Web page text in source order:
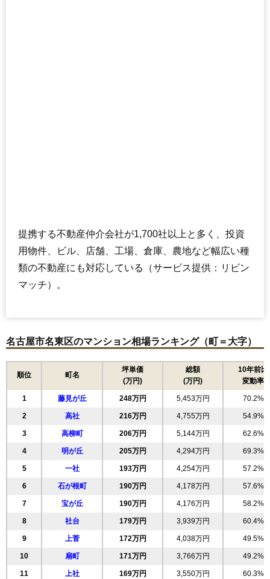
提携する不動産仲介会社が1,700社以上と多く、投資
用物件、ビル、店舗、工場、倉庫、農地など幅広い種
類の不動産にも対応している（サービス提供：リビン
マッチ）。
名古屋市名東区のマンション相場ランキング（町＝大字）
順位 町名
坪単価
(万円)
総額
(万円)
10年前比
変動率
1 藤見が丘 248万円 5,453万円 70.2%
2 高社 216万円 4,755万円 54.9%
3 高柳町 206万円 5,144万円 62.6%
4 明が丘 205万円 4,294万円 69.3%
5 一社 193万円 4,254万円 57.2%
6 石が根町 190万円 4,178万円 57.6%
7 宝が丘 190万円 4,176万円 58.2%
8 社台 179万円 3,939万円 60.4%
9 上菅 172万円 4,038万円 49.5%
10 扇町 171万円 3,766万円 49.2%
11 上社 169万円 3,550万円 60.3%